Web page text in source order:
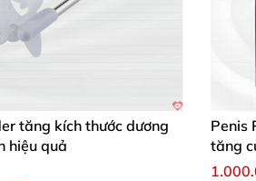
hữu ngay máy tập kéo dài và
nay để trải nghiệm sự khác
tăng kích thước dương
hiệu quả
Penis
tăng